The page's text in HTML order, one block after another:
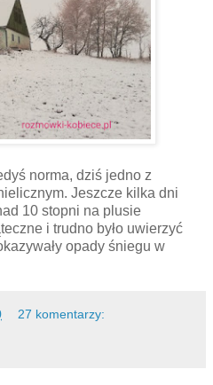
norma, dziś jedno z
Jeszcze kilka dni
10 stopni na plusie
i trudno było uwierzyć
opady śniegu w
27 komentarzy: